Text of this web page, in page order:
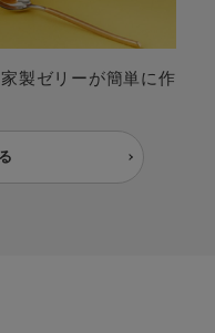
製ゼリーが簡単に作